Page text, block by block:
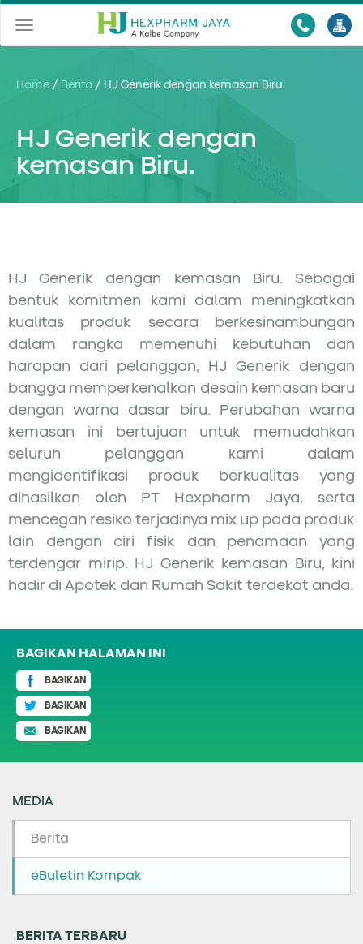
Toggle
navigation
Home / Berita / HJ Generik dengan kemasan Biru.
HJ Generik dengan
kemasan Biru.
HJ Generik dengan kemasan Biru. Sebagai
bentuk komitmen kami dalam meningkatkan
kualitas produk secara berkesinambungan
dalam rangka memenuhi kebutuhan dan
harapan dari pelanggan, HJ Generik dengan
bangga memperkenalkan desain kemasan baru
dengan warna dasar biru. Perubahan warna
kemasan ini bertujuan untuk memudahkan
seluruh pelanggan kami dalam
mengidentifikasi produk berkualitas yang
dihasilkan oleh PT Hexpharm Jaya, serta
mencegah resiko terjadinya mix up pada produk
lain dengan ciri fisik dan penamaan yang
terdengar mirip. HJ Generik kemasan Biru, kini
hadir di Apotek dan Rumah Sakit terdekat anda.
BAGIKAN HALAMAN INI
BAGIKAN
BAGIKAN
BAGIKAN
MEDIA
Berita
eBuletin Kompak
BERITA TERBARU